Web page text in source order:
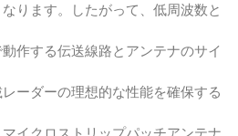
ります。したがって、低周波数と
作する伝送線路とアンテナのサイ
ーダーの理想的な性能を確保する